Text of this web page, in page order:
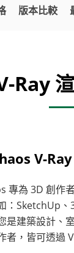
版本比較
Ray
V-Ray
專為 3D 創作
：SketchUp
是建築設計、
者，皆可透過